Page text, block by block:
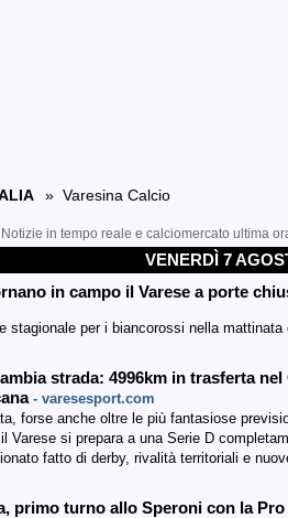
» Varesina Calcio
in tempo reale e calciomercato ultima
VENERDÌ 7
in campo il Varese a porte
stagionale per i biancorossi nella
strada: 4996km in trasferta
- varesesport.com
forse anche oltre le più fantasiose
Varese si prepara a una Serie D
fatto di derby, rivalità territoriali e
primo turno allo Speroni con la